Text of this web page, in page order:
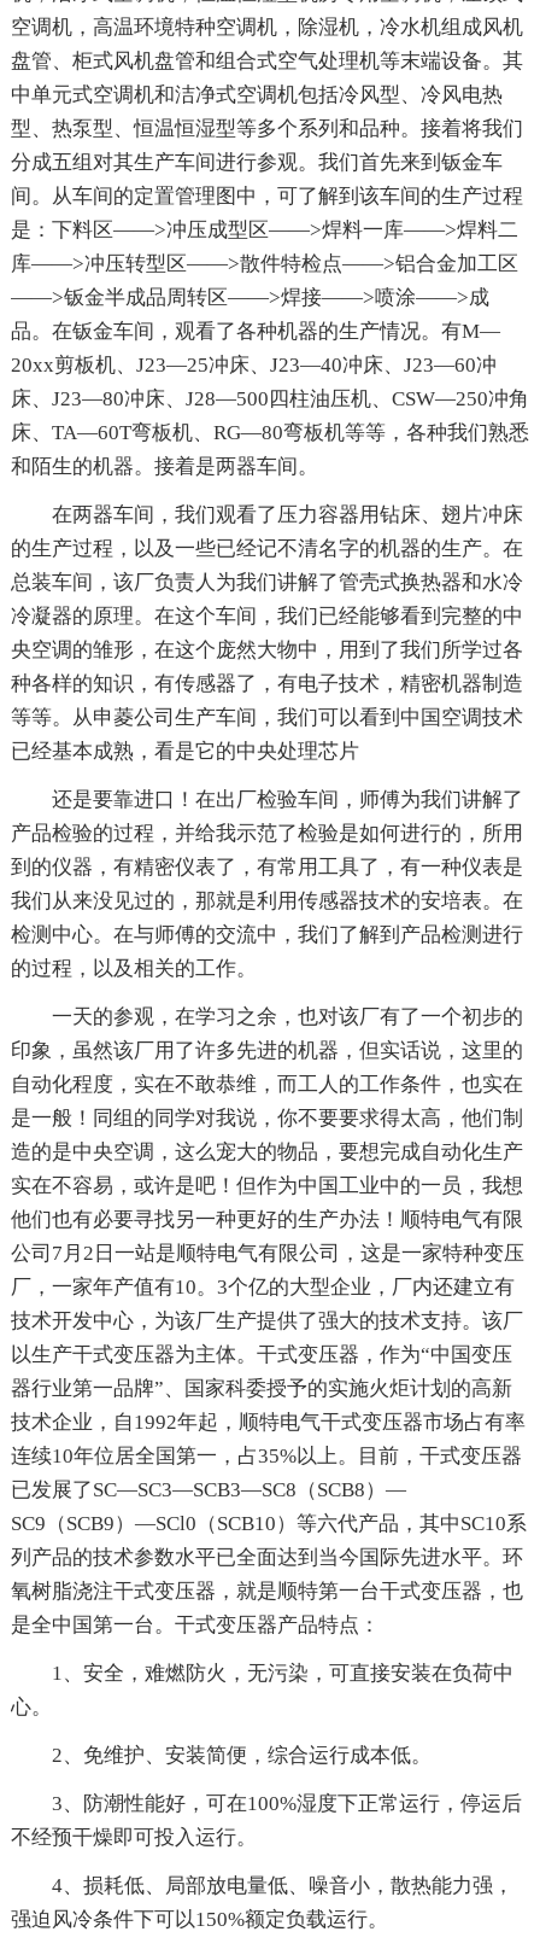
空调机，高温环境特种空调机，除湿机，冷水机组成风机
盘管、柜式风机盘管和组合式空气处理机等末端设备。其
中单元式空调机和洁净式空调机包括冷风型、冷风电热
型、热泵型、恒温恒湿型等多个系列和品种。接着将我们
分成五组对其生产车间进行参观。我们首先来到钣金车
间。从车间的定置管理图中，可了解到该车间的生产过程
是：下料区——>冲压成型区——>焊料一库——>焊料二
库——>冲压转型区——>散件特检点——>铝合金加工区
——>钣金半成品周转区——>焊接——>喷涂——>成
品。在钣金车间，观看了各种机器的生产情况。有M—
20xx剪板机、J23—25冲床、J23—40冲床、J23—60冲
床、J23—80冲床、J28—500四柱油压机、CSW—250冲角
床、TA—60T弯板机、RG—80弯板机等等，各种我们熟悉
和陌生的机器。接着是两器车间。
在两器车间，我们观看了压力容器用钻床、翅片冲床
的生产过程，以及一些已经记不清名字的机器的生产。在
总装车间，该厂负责人为我们讲解了管壳式换热器和水冷
冷凝器的原理。在这个车间，我们已经能够看到完整的中
央空调的雏形，在这个庞然大物中，用到了我们所学过各
种各样的知识，有传感器了，有电子技术，精密机器制造
等等。从申菱公司生产车间，我们可以看到中国空调技术
已经基本成熟，看是它的中央处理芯片
还是要靠进口！在出厂检验车间，师傅为我们讲解了
产品检验的过程，并给我示范了检验是如何进行的，所用
到的仪器，有精密仪表了，有常用工具了，有一种仪表是
我们从来没见过的，那就是利用传感器技术的安培表。在
检测中心。在与师傅的交流中，我们了解到产品检测进行
的过程，以及相关的工作。
一天的参观，在学习之余，也对该厂有了一个初步的
印象，虽然该厂用了许多先进的机器，但实话说，这里的
自动化程度，实在不敢恭维，而工人的工作条件，也实在
是一般！同组的同学对我说，你不要要求得太高，他们制
造的是中央空调，这么宠大的物品，要想完成自动化生产
实在不容易，或许是吧！但作为中国工业中的一员，我想
他们也有必要寻找另一种更好的生产办法！顺特电气有限
公司7月2日一站是顺特电气有限公司，这是一家特种变压
厂，一家年产值有10。3个亿的大型企业，厂内还建立有
技术开发中心，为该厂生产提供了强大的技术支持。该厂
以生产干式变压器为主体。干式变压器，作为“中国变压
器行业第一品牌”、国家科委授予的实施火炬计划的高新
技术企业，自1992年起，顺特电气干式变压器市场占有率
连续10年位居全国第一，占35%以上。目前，干式变压器
已发展了SC—SC3—SCB3—SC8（SCB8）—
SC9（SCB9）—SCl0（SCB10）等六代产品，其中SC10系
列产品的技术参数水平已全面达到当今国际先进水平。环
氧树脂浇注干式变压器，就是顺特第一台干式变压器，也
是全中国第一台。干式变压器产品特点：
1、安全，难燃防火，无污染，可直接安装在负荷中
心。
2、免维护、安装简便，综合运行成本低。
3、防潮性能好，可在100%湿度下正常运行，停运后
不经预干燥即可投入运行。
4、损耗低、局部放电量低、噪音小，散热能力强，
强迫风冷条件下可以150%额定负载运行。